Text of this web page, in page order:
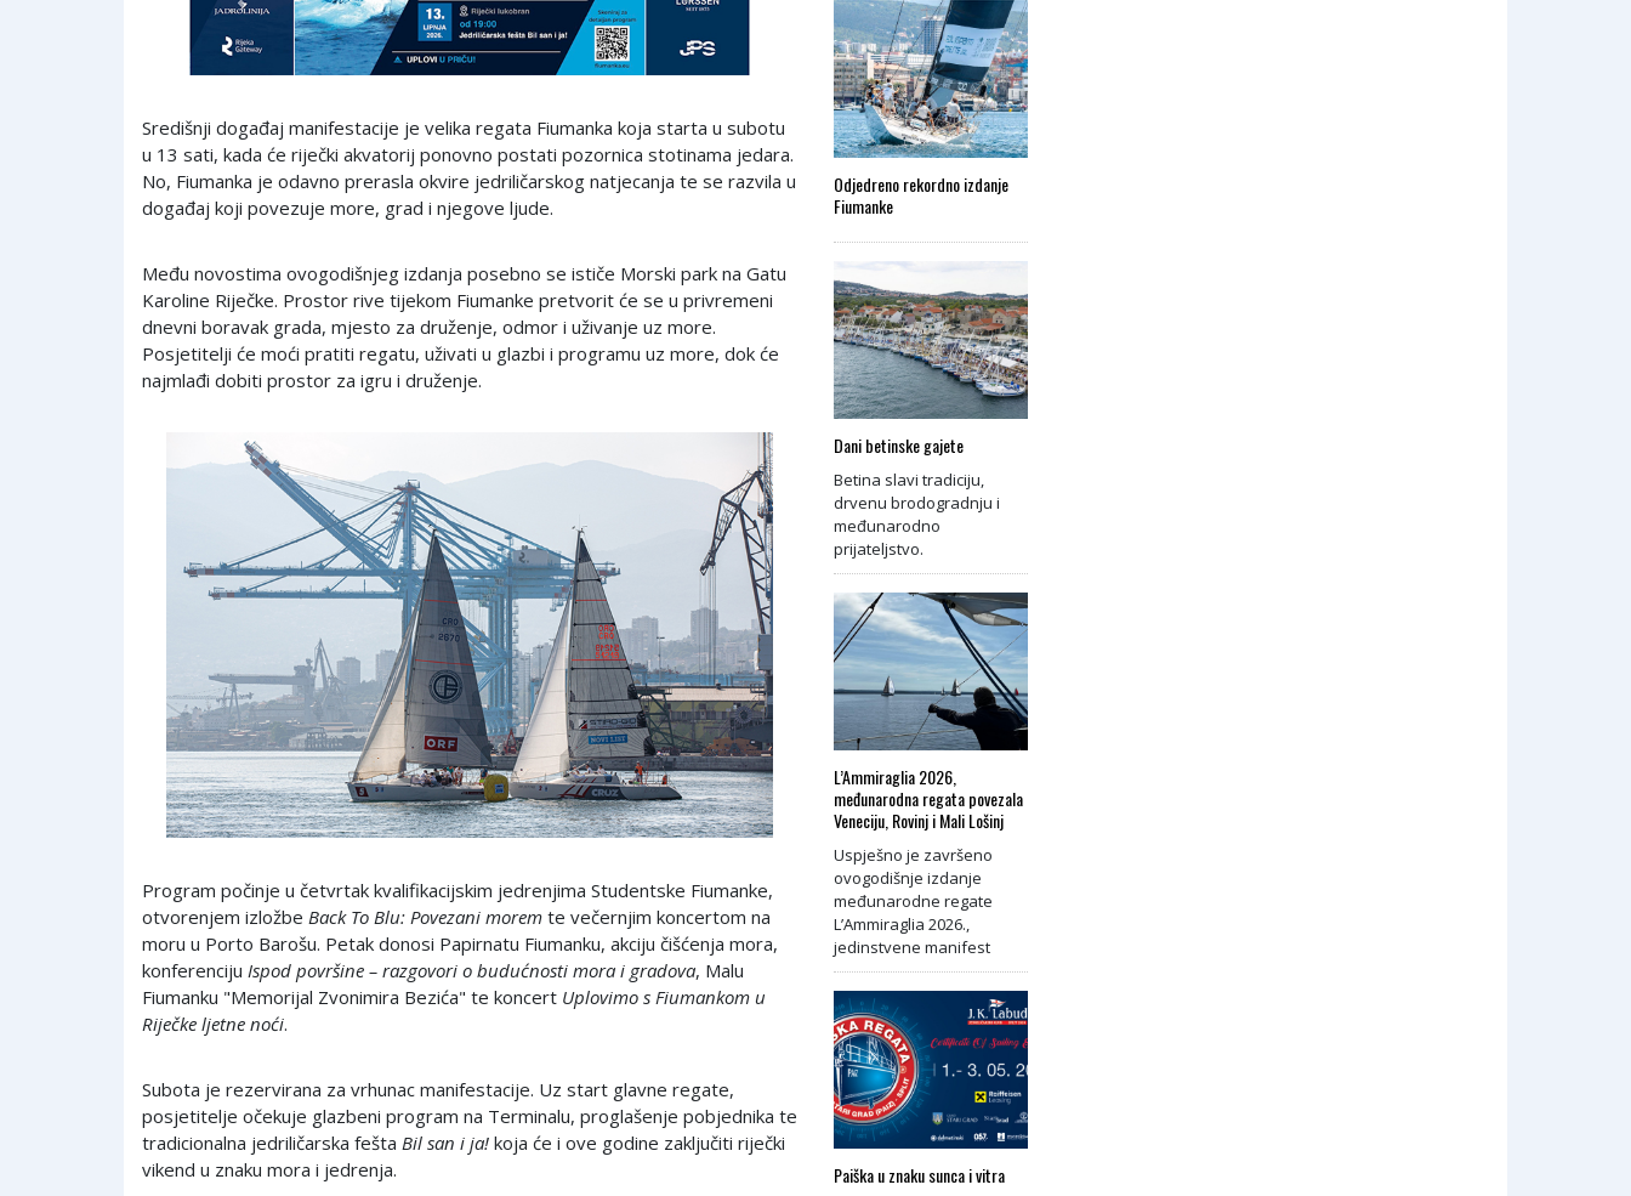
Središnji događaj manifestacije je velika regata Fiumanka koja starta u subotu
u 13 sati, kada će riječki akvatorij ponovno postati pozornica stotinama jedara.
No, Fiumanka je odavno prerasla okvire jedriličarskog natjecanja te se razvila u
događaj koji povezuje more, grad i njegove ljude.
Među novostima ovogodišnjeg izdanja posebno se ističe Morski park na Gatu
Karoline Riječke. Prostor rive tijekom Fiumanke pretvorit će se u privremeni
dnevni boravak grada, mjesto za druženje, odmor i uživanje uz more.
Posjetitelji će moći pratiti regatu, uživati u glazbi i programu uz more, dok će
najmlađi dobiti prostor za igru i druženje.
Program počinje u četvrtak kvalifikacijskim jedrenjima Studentske Fiumanke,
otvorenjem izložbe Back To Blu: Povezani morem te večernjim koncertom na
moru u Porto Barošu. Petak donosi Papirnatu Fiumanku, akciju čišćenja mora,
konferenciju Ispod površine – razgovori o budućnosti mora i gradova, Malu
Fiumanku "Memorijal Zvonimira Bezića" te koncert Uplovimo s Fiumankom u
Riječke ljetne noći.
Subota je rezervirana za vrhunac manifestacije. Uz start glavne regate,
posjetitelje očekuje glazbeni program na Terminalu, proglašenje pobjednika te
tradicionalna jedriličarska fešta Bil san i ja! koja će i ove godine zaključiti riječki
vikend u znaku mora i jedrenja.
Odjedreno rekordno izdanje
Fiumanke
Dani betinske gajete
Betina slavi tradiciju,
drvenu brodogradnju i
međunarodno
prijateljstvo.
L’Ammiraglia 2026,
međunarodna regata povezala
Veneciju, Rovinj i Mali Lošinj
Uspješno je završeno
ovogodišnje izdanje
međunarodne regate
L’Ammiraglia 2026.,
jedinstvene manifest
Paiška u znaku sunca i vitra